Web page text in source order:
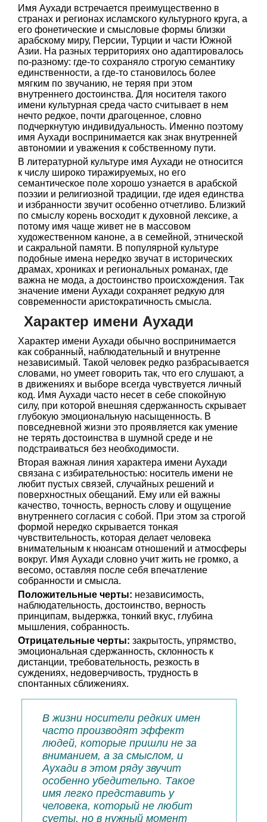
Имя Аухади встречается преимущественно в
странах и регионах исламского культурного круга, а
его фонетические и смысловые формы близки
арабскому миру, Персии, Турции и части Южной
Азии. На разных территориях оно адаптировалось
по-разному: где-то сохраняло строгую семантику
единственности, а где-то становилось более
мягким по звучанию, не теряя при этом
внутреннего достоинства. Для носителя такого
имени культурная среда часто считывает в нем
нечто редкое, почти драгоценное, словно
подчеркнутую индивидуальность. Именно поэтому
имя Аухади воспринимается как знак внутренней
автономии и уважения к собственному пути.
В литературной культуре имя Аухади не относится
к числу широко тиражируемых, но его
семантическое поле хорошо узнается в арабской
поэзии и религиозной традиции, где идея единства
и избранности звучит особенно отчетливо. Близкий
по смыслу корень восходит к духовной лексике, а
потому имя чаще живет не в массовом
художественном каноне, а в семейной, этнической
и сакральной памяти. В популярной культуре
подобные имена нередко звучат в исторических
драмах, хрониках и региональных романах, где
важна не мода, а достоинство происхождения. Так
значение имени Аухади сохраняет редкую для
современности аристократичность смысла.
Характер имени Аухади
Характер имени Аухади обычно воспринимается
как собранный, наблюдательный и внутренне
независимый. Такой человек редко разбрасывается
словами, но умеет говорить так, что его слушают, а
в движениях и выборе всегда чувствуется личный
код. Имя Аухади часто несет в себе спокойную
силу, при которой внешняя сдержанность скрывает
глубокую эмоциональную насыщенность. В
повседневной жизни это проявляется как умение
не терять достоинства в шумной среде и не
подстраиваться без необходимости.
Вторая важная линия характера имени Аухади
связана с избирательностью: носитель имени не
любит пустых связей, случайных решений и
поверхностных обещаний. Ему или ей важны
качество, точность, верность слову и ощущение
внутреннего согласия с собой. При этом за строгой
формой нередко скрывается тонкая
чувствительность, которая делает человека
внимательным к нюансам отношений и атмосферы
вокруг. Имя Аухади словно учит жить не громко, а
весомо, оставляя после себя впечатление
собранности и смысла.
Положительные черты: независимость,
наблюдательность, достоинство, верность
принципам, выдержка, тонкий вкус, глубина
мышления, собранность.
Отрицательные черты: закрытость, упрямство,
эмоциональная сдержанность, склонность к
дистанции, требовательность, резкость в
суждениях, недоверчивость, трудность в
спонтанных сближениях.
В жизни носители редких имен
часто производят эффект
людей, которые пришли не за
вниманием, а за смыслом, и
Аухади в этом ряду звучит
особенно убедительно. Такое
имя легко представить у
человека, который не любит
суеты, но в нужный момент